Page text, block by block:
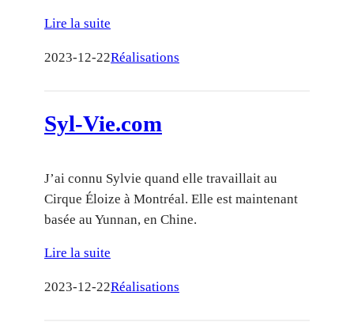
Lire la suite
2023-12-22Réalisations
Syl-Vie.com
J’ai connu Sylvie quand elle travaillait au
Cirque Éloize à Montréal. Elle est maintenant
basée au Yunnan, en Chine.
Lire la suite
2023-12-22Réalisations